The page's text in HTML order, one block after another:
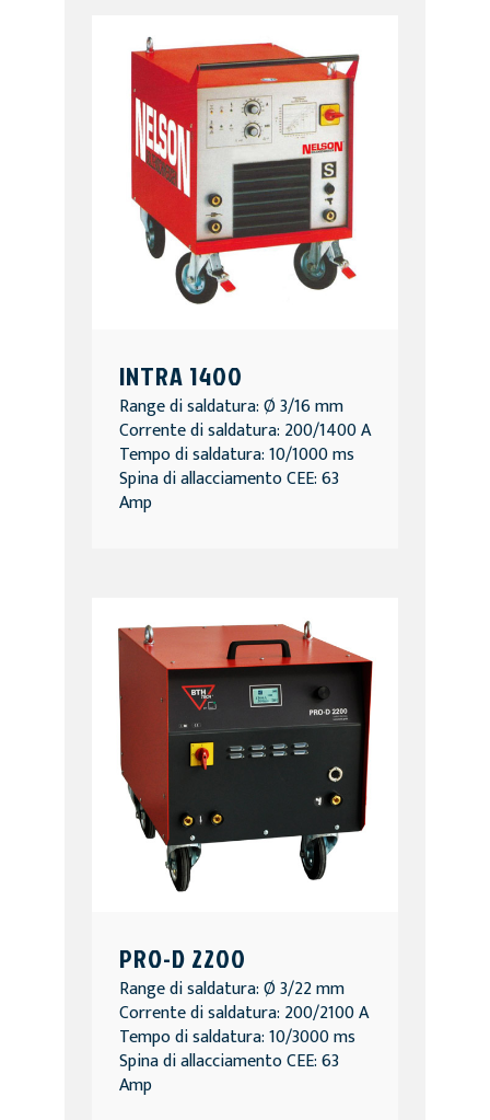
INTRA 1400
Range di saldatura: Ø 3/16 mm
Corrente di saldatura: 200/1400 A
Tempo di saldatura: 10/1000 ms
Spina di allacciamento CEE: 63
Amp
PRO-D 2200
Range di saldatura: Ø 3/22 mm
Corrente di saldatura: 200/2100 A
Tempo di saldatura: 10/3000 ms
Spina di allacciamento CEE: 63
Amp